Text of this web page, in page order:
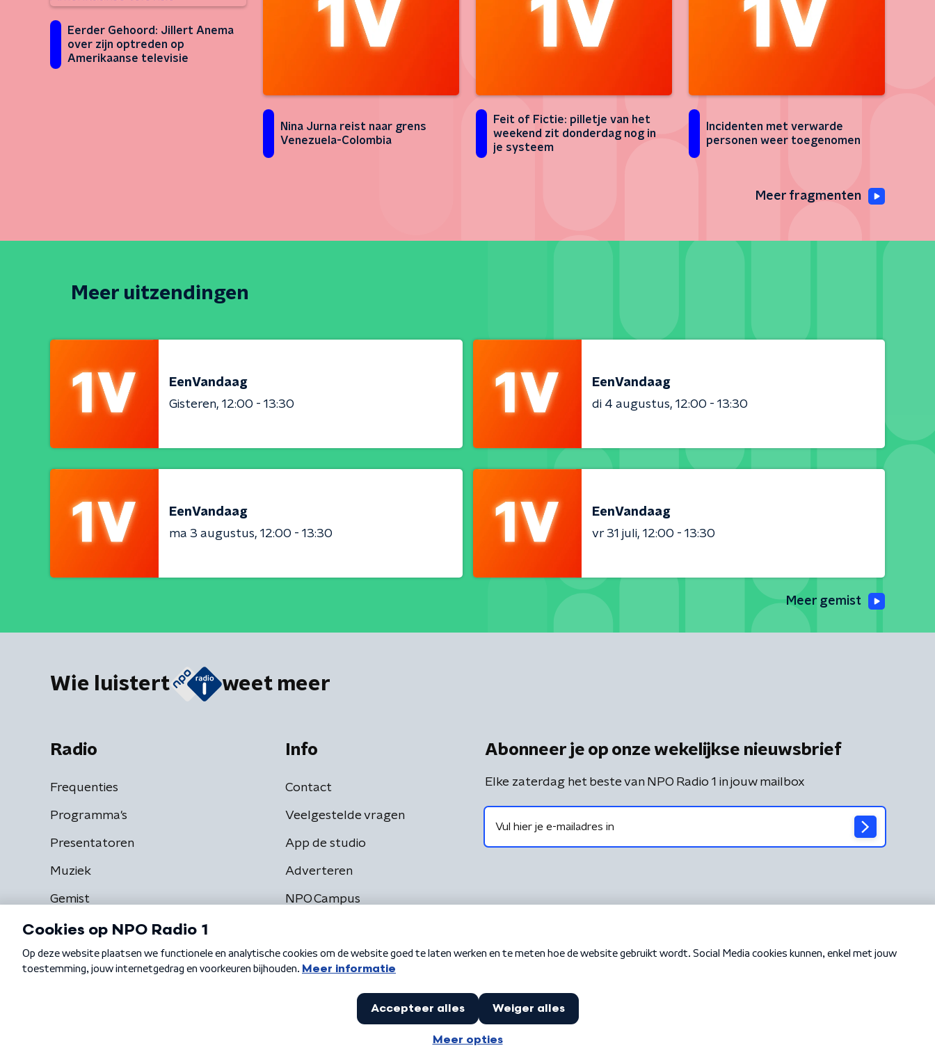
Eerder Gehoord: Jillert Anema
over zijn optreden op
Amerikaanse televisie
Nina Jurna reist naar grens
Venezuela-Colombia
Feit of Fictie: pilletje van het
weekend zit donderdag nog in
je systeem
Incidenten met verwarde
personen weer toegenomen
Meer fragmenten
Meer uitzendingen
EenVandaag
Gisteren 12:00 - 13:30
EenVandaag
di 4 augustus 12:00 - 13:30
EenVandaag
ma 3 augustus 12:00 - 13:30
EenVandaag
vr 31 juli 12:00 - 13:30
Meer gemist
Wie luistert weet meer
Radio
Frequenties
Programma's
Presentatoren
Muziek
Gemist
Info
Contact
Veelgestelde vragen
App de studio
Adverteren
NPO Campus
Abonneer je op onze wekelijkse nieuwsbrief
Elke zaterdag het beste van NPO Radio 1 in jouw mailbox
Algemene voorwaarden Privacybeleid